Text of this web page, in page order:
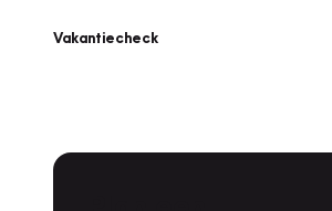
Vakantiecheck